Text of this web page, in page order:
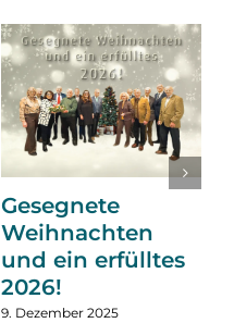
Gesegnete
Weihnachten
und ein erfülltes
2026!
9. Dezember 2025